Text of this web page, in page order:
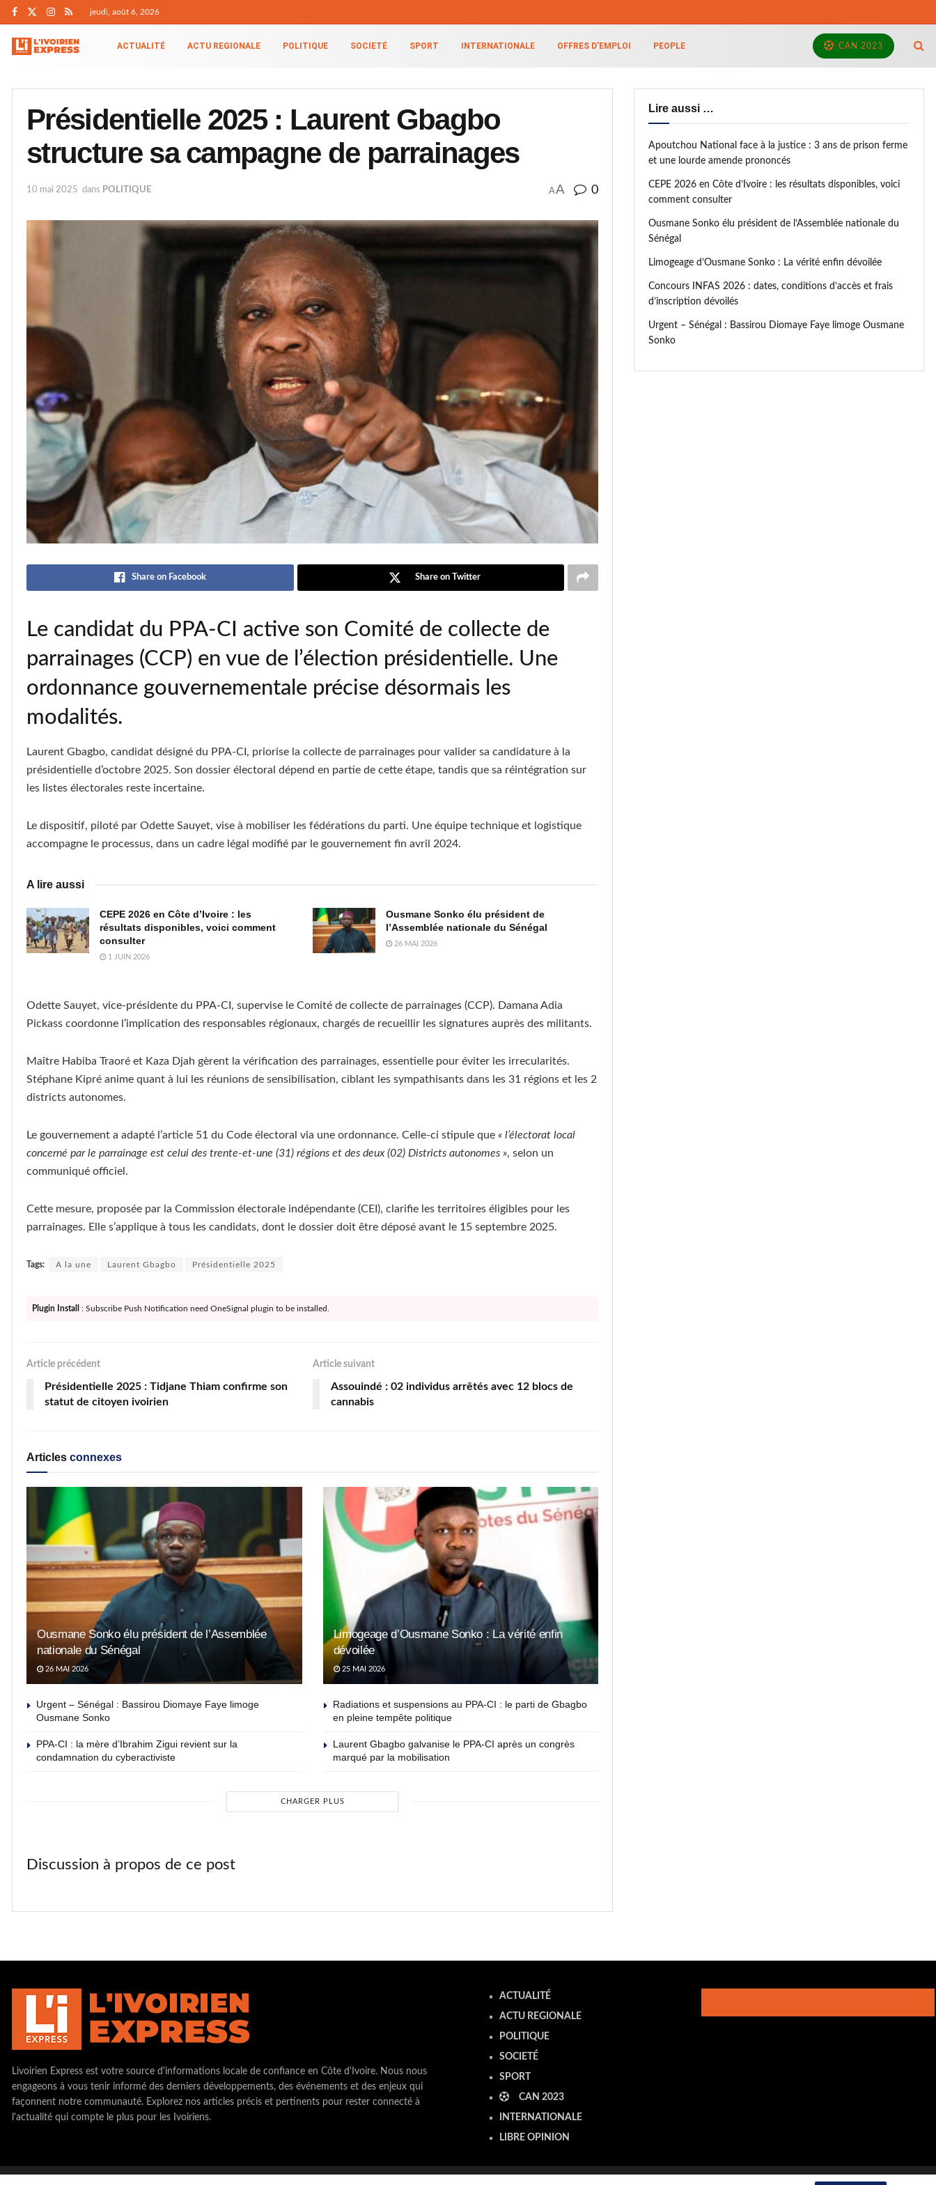
jeudi, août 6, 2026
ACTUALITÉ ACTU REGIONALE POLITIQUE SOCIETÉ SPORT INTERNATIONALE OFFRES D’EMPLOI PEOPLE CAN 2023
Présidentielle 2025 : Laurent Gbagbo
structure sa campagne de parrainages
10 mai 2025 dans POLITIQUE AA 0
Share on Facebook Share on Twitter
Le candidat du PPA-CI active son Comité de collecte de
parrainages (CCP) en vue de l’élection présidentielle. Une
ordonnance gouvernementale précise désormais les
modalités.
Laurent Gbagbo, candidat désigné du PPA-CI, priorise la collecte de parrainages pour valider sa candidature à la
présidentielle d’octobre 2025. Son dossier électoral dépend en partie de cette étape, tandis que sa réintégration sur
les listes électorales reste incertaine.
Le dispositif, piloté par Odette Sauyet, vise à mobiliser les fédérations du parti. Une équipe technique et logistique
accompagne le processus, dans un cadre légal modifié par le gouvernement fin avril 2024.
A lire aussi
CEPE 2026 en Côte d’Ivoire : les
résultats disponibles, voici comment
consulter
1 JUIN 2026
Ousmane Sonko élu président de
l’Assemblée nationale du Sénégal
26 MAI 2026
Odette Sauyet, vice-présidente du PPA-CI, supervise le Comité de collecte de parrainages (CCP). Damana Adia
Pickass coordonne l’implication des responsables régionaux, chargés de recueillir les signatures auprès des militants.
Maître Habiba Traoré et Kaza Djah gèrent la vérification des parrainages, essentielle pour éviter les irrecularités.
Stéphane Kipré anime quant à lui les réunions de sensibilisation, ciblant les sympathisants dans les 31 régions et les 2
districts autonomes.
Le gouvernement a adapté l’article 51 du Code électoral via une ordonnance. Celle-ci stipule que « l’électorat local
concerné par le parrainage est celui des trente-et-une (31) régions et des deux (02) Districts autonomes », selon un
communiqué officiel.
Cette mesure, proposée par la Commission électorale indépendante (CEI), clarifie les territoires éligibles pour les
parrainages. Elle s’applique à tous les candidats, dont le dossier doit être déposé avant le 15 septembre 2025.
Tags: A la une Laurent Gbagbo Présidentielle 2025
Plugin Install : Subscribe Push Notification need OneSignal plugin to be installed.
Article précédent
Présidentielle 2025 : Tidjane Thiam confirme son
statut de citoyen ivoirien
Article suivant
Assouindé : 02 individus arrêtés avec 12 blocs de
cannabis
Articles connexes
Ousmane Sonko élu président de l’Assemblée
nationale du Sénégal
26 MAI 2026
Limogeage d’Ousmane Sonko : La vérité enfin
dévoilée
25 MAI 2026
Urgent – Sénégal : Bassirou Diomaye Faye limoge
Ousmane Sonko
Radiations et suspensions au PPA-CI : le parti de Gbagbo
en pleine tempête politique
PPA-CI : la mère d’Ibrahim Zigui revient sur la
condamnation du cyberactiviste
Laurent Gbagbo galvanise le PPA-CI après un congrès
marqué par la mobilisation
CHARGER PLUS
Discussion à propos de ce post
Lire aussi …
Apoutchou National face à la justice : 3 ans de prison ferme
et une lourde amende prononcés
CEPE 2026 en Côte d’Ivoire : les résultats disponibles, voici
comment consulter
Ousmane Sonko élu président de l’Assemblée nationale du
Sénégal
Limogeage d’Ousmane Sonko : La vérité enfin dévoilée
Concours INFAS 2026 : dates, conditions d’accès et frais
d’inscription dévoilés
Urgent – Sénégal : Bassirou Diomaye Faye limoge Ousmane
Sonko
Livoirien Express est votre source d'informations locale de confiance en Côte d'Ivoire. Nous nous
engageons à vous tenir informé des derniers développements, des événements et des enjeux qui
façonnent notre communauté. Explorez nos articles précis et pertinents pour rester connecté à
l'actualité qui compte le plus pour les Ivoiriens.
ACTUALITÉ
ACTU REGIONALE
POLITIQUE
SOCIETÉ
SPORT
CAN 2023
INTERNATIONALE
LIBRE OPINION